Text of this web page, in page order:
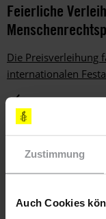
Zustimmung
Auch Cookies
Feierliche
Die Preisverleihung
internationalen